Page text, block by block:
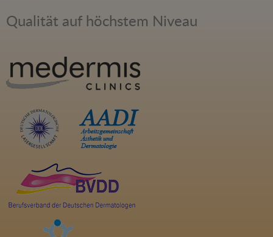
Qualität auf höchstem Niveau